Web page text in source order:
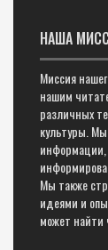
НАША
Миссия
нашим
различных
культуры.
Мы также
идеями и
может найти